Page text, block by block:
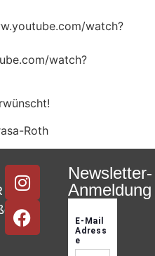
watch?
watch?
Roth
Newsletter-
Anmeldung